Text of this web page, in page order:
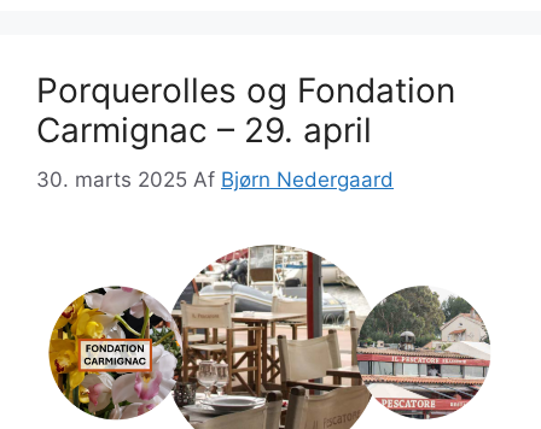
Porquerolles og Fondation
Carmignac – 29. april
30. marts 2025 Af Bjørn Nedergaard